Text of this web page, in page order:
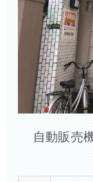
自動販売